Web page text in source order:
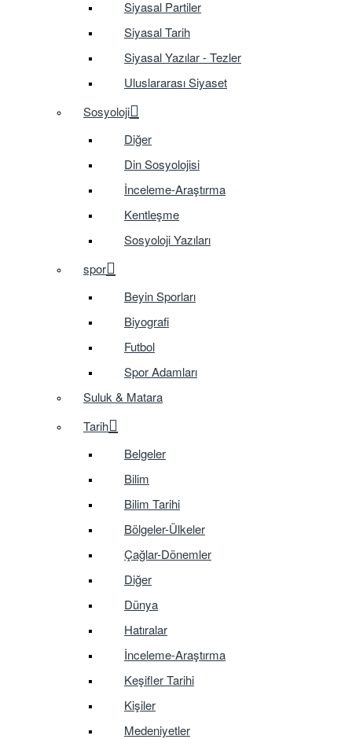
Siyasal Partiler
Siyasal Tarih
Siyasal Yazılar - Tezler
Uluslararası Siyaset
Sosyoloji
Diğer
Din Sosyolojisi
İnceleme-Araştırma
Kentleşme
Sosyoloji Yazıları
spor
Beyin Sporları
Biyografi
Futbol
Spor Adamları
Suluk & Matara
Tarih
Belgeler
Bilim
Bilim Tarihi
Bölgeler-Ülkeler
Çağlar-Dönemler
Diğer
Dünya
Hatıralar
İnceleme-Araştırma
Keşifler Tarihi
Kişiler
Medeniyetler